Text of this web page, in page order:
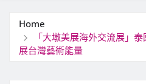
Home
「大墩美展海外交流展」
展台灣藝術能量